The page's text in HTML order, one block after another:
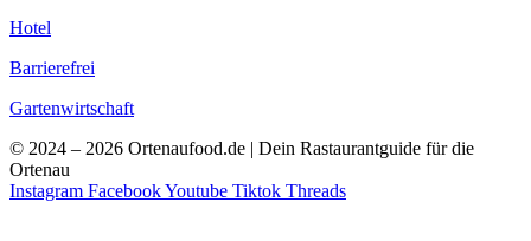
Hotel
Barrierefrei
Gartenwirtschaft
© 2024 – 2026 Ortenaufood.de | Dein Rastaurantguide für die
Ortenau
Instagram FacebookYoutube Tiktok Threads